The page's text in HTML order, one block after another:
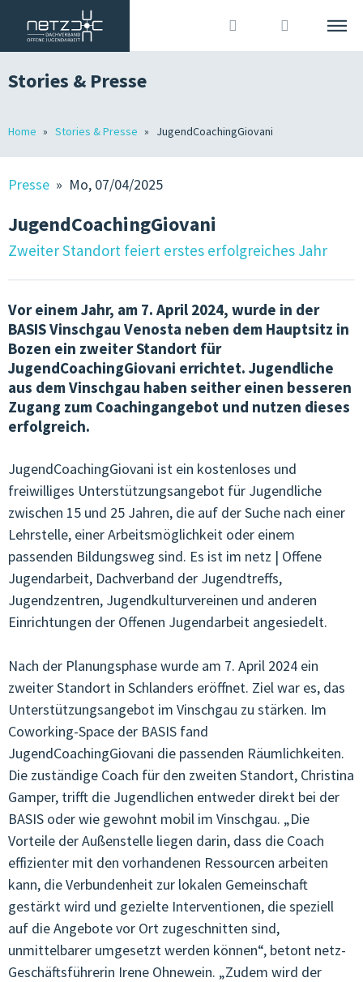
? Anmelden
DEUTSCH ITALIANO
WIR SIND
MITGLIEDER
OJA IN SÜDTIROL
GRUNDLAGEN
JOBS IN DER OJA
TERMINE & KURSE
VEREINSWESEN & KOMMUNIKATION
ÖFFENTLICHKEITSARBEIT
JOBS IN DER OJA
TERMINE & KURSE
VERNETZUNG & BEGLEITUNG
QUALITÄT & ENTWICKLUNG
JUNGE KULTUR & MUSIK
GENDER & SEXUALPÄDAGOGIK
ARBEITSKREISE
JUGENDCOACHINGGIOVANI
ARTIKEL & STORIES
ESF/FSE
KONTAKT
Stories & Presse
Home Stories & Presse JugendCoachingGiovani
Presse » Mo, 07/04/2025
JugendCoachingGiovani
Zweiter Standort feiert erstes erfolgreiches Jahr
Vor einem Jahr, am 7. April 2024, wurde in der
BASIS Vinschgau Venosta neben dem Hauptsitz in
Bozen ein zweiter Standort für
JugendCoachingGiovani errichtet. Jugendliche
aus dem Vinschgau haben seither einen besseren
Zugang zum Coachingangebot und nutzen dieses
erfolgreich.
JugendCoachingGiovani ist ein kostenloses und
freiwilliges Unterstützungsangebot für Jugendliche
zwischen 15 und 25 Jahren, die auf der Suche nach einer
Lehrstelle, einer Arbeitsmöglichkeit oder einem
passenden Bildungsweg sind. Es ist im netz | Offene
Jugendarbeit, Dachverband der Jugendtreffs,
Jugendzentren, Jugendkulturvereinen und anderen
Einrichtungen der Offenen Jugendarbeit angesiedelt.
Nach der Planungsphase wurde am 7. April 2024 ein
zweiter Standort in Schlanders eröffnet. Ziel war es, das
Unterstützungsangebot im Vinschgau zu stärken. Im
Coworking-Space der BASIS fand
JugendCoachingGiovani die passenden Räumlichkeiten.
Die zuständige Coach für den zweiten Standort, Christina
Gamper, trifft die Jugendlichen entweder direkt bei der
BASIS oder wie gewohnt mobil im Vinschgau. „Die
Vorteile der Außenstelle liegen darin, dass die Coach
effizienter mit den vorhandenen Ressourcen arbeiten
kann, die Verbundenheit zur lokalen Gemeinschaft
gestärkt wird und gezielte Interventionen, die speziell
auf die Angebote vor Ort zugeschnitten sind,
unmittelbarer umgesetzt werden können“, betont netz-
Geschäftsführerin Irene Ohnewein. „Zudem wird der